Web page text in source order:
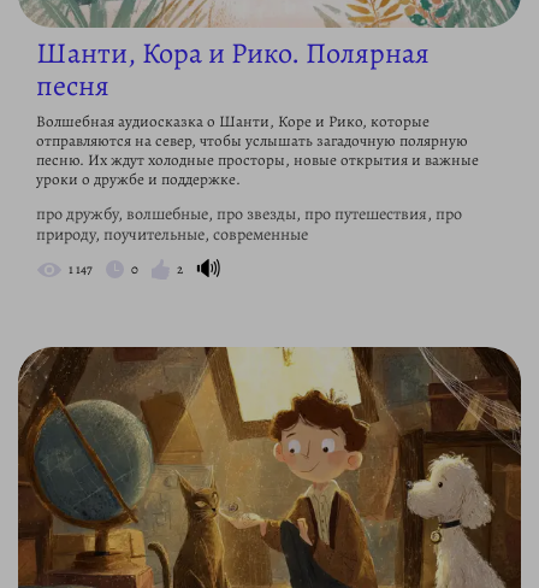
Шанти, Кора и Рико. Полярная
песня
Волшебная аудиосказка о Шанти, Коре и Рико, которые
отправляются на север, чтобы услышать загадочную полярную
песню. Их ждут холодные просторы, новые открытия и важные
уроки о дружбе и поддержке.
про дружбу, волшебные, про звезды, про путешествия, про
природу, поучительные, современные
1 147 0 2 🔊